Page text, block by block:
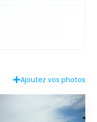
Ajoutez vos photos